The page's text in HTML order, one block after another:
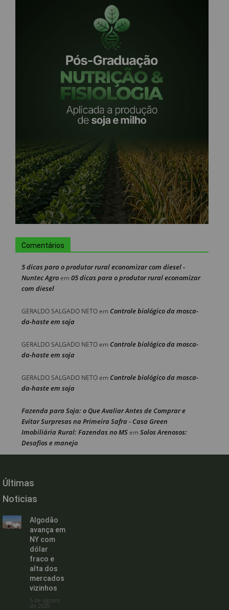
Comentários
5 dicas para o produtor rural economizar com diesel -
Nuntec Agroem 05 dicas para o produtor rural economizar
com diesel
GERALDO SALGADO NETOem Controle biológico da mosca-
da-haste em soja
GERALDO SALGADO NETOem Controle biológico da mosca-
da-haste em soja
GERALDO SALGADO NETOem Controle biológico da mosca-
da-haste em soja
Fazenda para Soja: o Que Avaliar Antes de Comprar e
Evitar Surpresas na Primeira Safra - Casa Green
Imobiliária Rural: Fazendas no MSem Solos Arenosos:
Desafios e manejo
Últimas
Noticias
Algodão
avança em
NY com
dólar
fraco e
alta dos
mercados
vizinhos
5 de agosto
de 2026